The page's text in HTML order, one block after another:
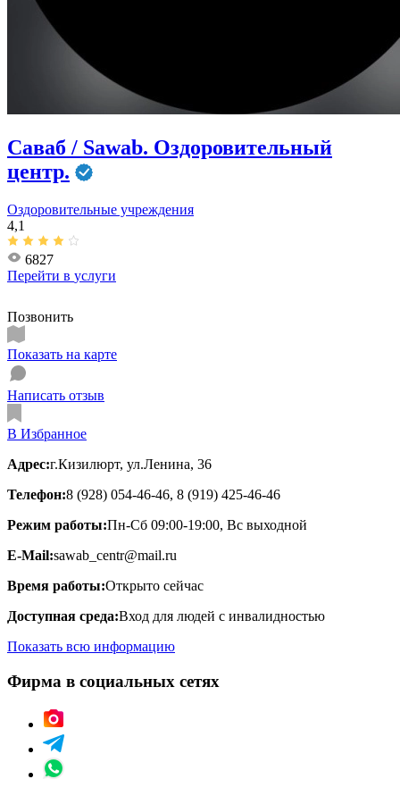
Саваб / Sawab. Оздоровительный
центр.
Оздоровительные учреждения
4,1
6827
Перейти в услуги
Позвонить
Показать на карте
Написать отзыв
В Избранное
Адрес:г.Кизилюрт, ул.Ленина, 36
Телефон:8 (928) 054-46-46, 8 (919) 425-46-46
Режим работы:Пн-Сб 09:00-19:00, Вс выходной
E-Mail:sawab_centr@mail.ru
Время работы:Открыто сейчас
Доступная среда:Вход для людей с инвалидностью
Показать всю информацию
Фирма в социальных сетях